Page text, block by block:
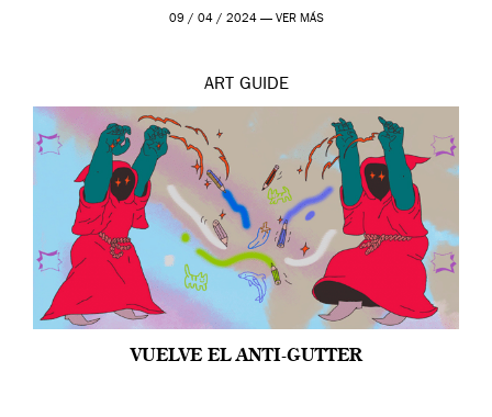
por […]
09 / 04 / 2024 — VER MÁS
ART GUIDE
VUELVE EL ANTI-GUTTER